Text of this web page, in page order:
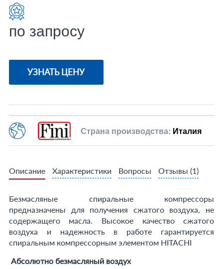
по запросу
УЗНАТЬ ЦЕНУ
Страна производства: Италия
Описание Характеристики Вопросы Отзывы (1)
Безмасляные спиральные компрессоры
предназначены для получения сжатого воздуха, не
содержащего масла. Высокое качество сжатого
воздуха и надежность в работе гарантируется
спиральным компрессорным элементом HITACHI
Абсолютно безмасляный воздух